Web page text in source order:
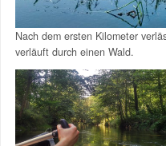
Nach dem ersten Kilometer
verläuft durch einen Wald.